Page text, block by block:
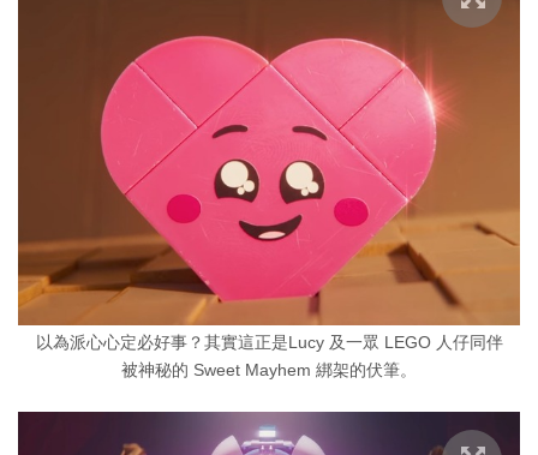
以為派心心定必好事？其實這正是Lucy 及一眾 LEGO 人仔同伴
被神秘的 Sweet Mayhem 綁架的伏筆。